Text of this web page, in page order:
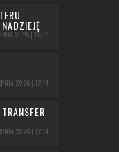
2026 | 11:05
2026 | 12:14
2026 | 12:14